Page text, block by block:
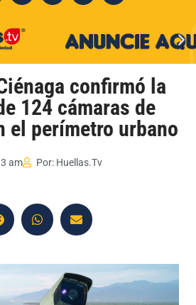
confirmó la
124 cámaras de
el perímetro urbano
am Por: Huellas.Tv